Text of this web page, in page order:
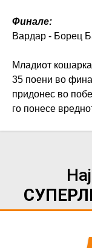
Финале:
Вардар - Борец
Младиот
35 поени во
придонес во
го понесе